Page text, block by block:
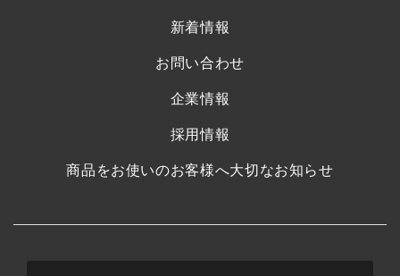
新着情報
お問い合わせ
企業情報
採用情報
商品をお使いのお客様へ大切なお知らせ